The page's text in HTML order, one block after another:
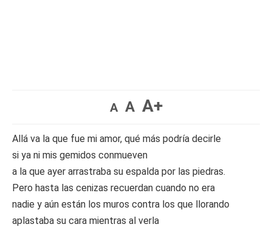
A A A+
Allá va la que fue mi amor, qué más podría decirle
si ya ni mis gemidos conmueven
a la que ayer arrastraba su espalda por las piedras.
Pero hasta las cenizas recuerdan cuando no era
nadie y aún están los muros contra los que llorando
aplastaba su cara mientras al verla